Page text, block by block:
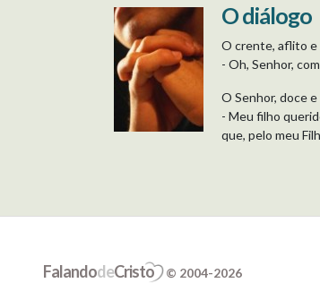
O diálogo
O crente, aflito e
- Oh, Senhor,
O Senhor, doce
- Meu filho
que, pelo meu
FalandodeCristo © 2004-2026